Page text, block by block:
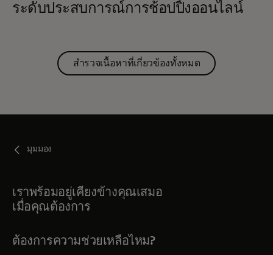
ระดับประสบการณ์การช้อปปิ้งออนไลน์
สำรวจเนื้อหาที่เกี่ยวข้องทั้งหมด
มุมมอง
เราพร้อมอยู่เคียงข้างคุณเสมอ
เมื่อคุณต้องการ
ต้องการความช่วยเหลือไหม?